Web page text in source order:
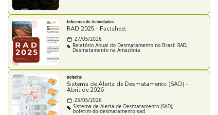
Informes de Actividades
RAD 2025 - Factsheet
27/05/2026
Relatório Anual do Desmatamento no Brasil RAD,
Desmatamento na Amazônia
Boletins
Sistema de Alerta de Desmatamento (SAD) -
Abril de 2026
25/05/2026
Sistema de Alerta de Desmatamento (SAD),
boletim-do-desmatamento-sad